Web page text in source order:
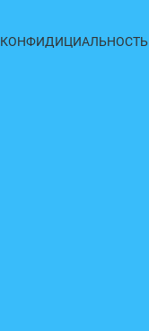
КОНФИДИЦИАЛЬНОСТЬ